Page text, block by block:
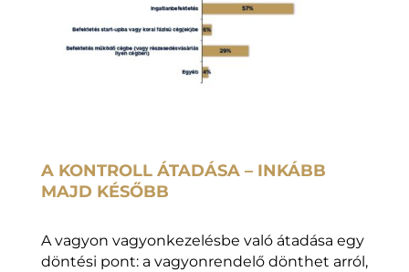
A KONTROLL ÁTADÁSA – INKÁBB
MAJD KÉSŐBB
A vagyon vagyonkezelésbe való átadása egy
döntési pont: a vagyonrendelő dönthet arról,